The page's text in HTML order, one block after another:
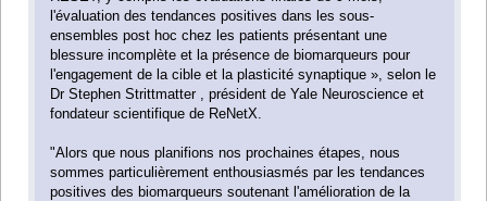
l'évaluation des tendances positives dans les sous-
ensembles post hoc chez les patients présentant une
blessure incomplète et la présence de biomarqueurs pour
l'engagement de la cible et la plasticité synaptique », selon le
Dr Stephen Strittmatter , président de Yale Neuroscience et
fondateur scientifique de ReNetX.
"Alors que nous planifions nos prochaines étapes, nous
sommes particulièrement enthousiasmés par les tendances
positives des biomarqueurs soutenant l'amélioration de la